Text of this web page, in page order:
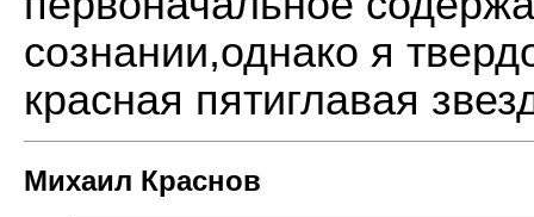
сознании,однако я
красная пятиглавая
Михаил Краснов